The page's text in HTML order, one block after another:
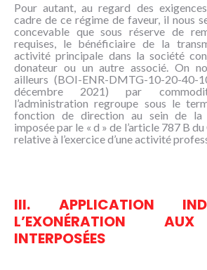
Pour autant, au regard des
cadre de ce régime de faveur, il nous
concevable que sous réserve de
requises, le bénéficiaire de la
activité principale dans la société
donateur ou un autre associé. On
ailleurs (BOI-ENR-DMTG-10-20-40-
décembre 2021) par
l’administration regroupe sous le
fonction de direction au sein de la
imposée par le « d » de l’article 787 B
relative à l’exercice d’une activité
III. APPLICATION
L’EXONÉRATION
INTERPOSÉES